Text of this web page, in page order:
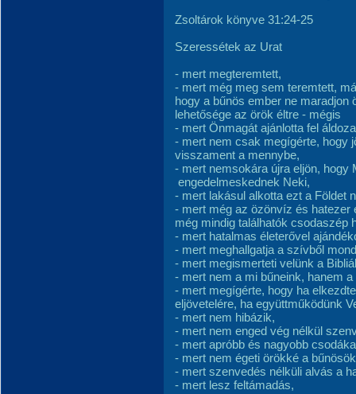
Zsoltárok könyve 31:24-25
Szeressétek az Urat
- mert megteremtett,
- mert még meg sem teremtett,
hogy a bűnös ember ne maradjon
lehetősége az örök éltre - mégis
- mert Önmagát ajánlotta fel
- mert nem csak megígérte, hogy
visszament a mennybe,
- mert nemsokára újra eljön,
engedelmeskednek Neki,
- mert lakásul alkotta ezt a Földet
- mert még az özönvíz és hatezer
még mindig találhatók csodaszép
- mert hatalmas életerővel
- mert meghallgatja a szívből
- mert megismerteti velünk a
- mert nem a mi bűneink, hanem
- mert megígérte, hogy ha
eljövetelére, ha együttműködünk
- mert nem hibázik,
- mert nem enged vég nélkül
- mert apróbb és nagyobb
- mert nem égeti örökké a
- mert szenvedés nélküli alvás a
- mert lesz feltámadás,